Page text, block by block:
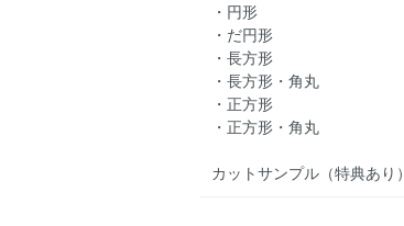
・円形
・だ円形
・長方形
・長方形・角丸
・正方形
・正方形・角丸
カットサンプル（特典あり）